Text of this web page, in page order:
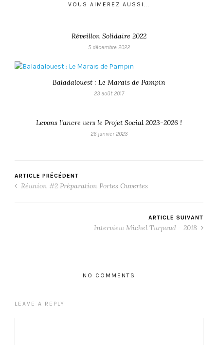
VOUS AIMEREZ AUSSI...
Réveillon Solidaire 2022
5 décembre 2022
Baladalouest : Le Marais de Pampin
23 août 2017
Levons l’ancre vers le Projet Social 2023-2026 !
26 janvier 2023
ARTICLE PRÉCÉDENT
Réunion #2 Préparation Portes Ouvertes
ARTICLE SUIVANT
Interview Michel Turpaud - 2018
NO COMMENTS
LEAVE A REPLY